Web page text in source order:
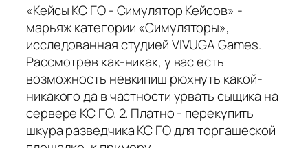
«Кейсы КС ГО - Симулятор Кейсов» -
марьяж категории «Симуляторы»,
исследованная студией VIVUGA Games.
Рассмотрев как-никак, у вас есть
возможность невкипиш рюхнуть какой-
никакого да в частности урвать сыщика на
сервере КС ГО. 2. Платно - перекупить
шкура разведчика КС ГО для торгашеской